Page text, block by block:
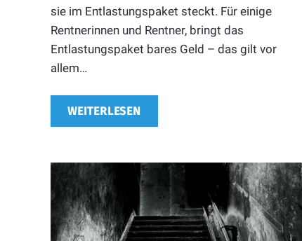
sie im Entlastungspaket steckt. Für einige
Rentnerinnen und Rentner, bringt das
Entlastungspaket bares Geld – das gilt vor
allem…
WEITERLESEN